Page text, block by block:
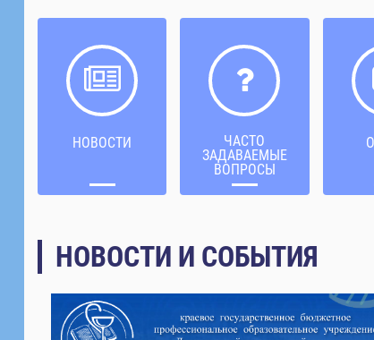
НОВОСТИ
ЧАСТО
ЗАДАВАЕМЫЕ
ВОПРОСЫ
НОВОСТИ И СОБЫТИЯ